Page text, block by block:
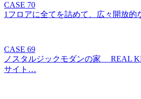
CASE 70
1フロアに全てを詰めて、広々開放的
CASE 69
ノスタルジックモダンの家 REAL
サイト…